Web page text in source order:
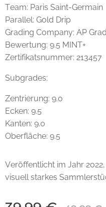
Team: Paris Saint-Germain
Parallel: Gold Drip
Grading Company: AP
Bewertung: 9.5 MINT+
Zertifikatsnummer: 213457
Subgrades:
Zentrierung: 9.0
Ecken: 9.5
Kanten: 9.0
Oberfläche: 9.5
Veröffentlicht im Jahr
visuell starkes